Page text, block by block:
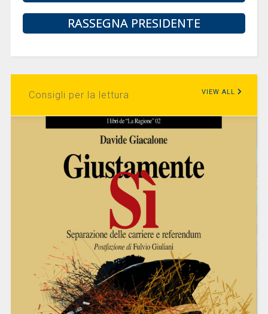
RASSEGNA PRESIDENTE
Consigli per la lettura VIEW ALL